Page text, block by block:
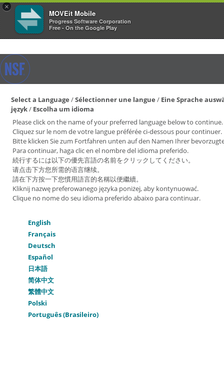
×
MOVEit Mobile
Progress Software Corporation
Free - On the Google Play
Select a Language /Sélectionner une langue / Eine Sprache
język/ Escolha um idioma
Please click on the name of your preferred language below to continue.
Cliquez sur le nom de votre langue préférée ci-dessous pour continuer.
Bitte klicken Sie zum Fortfahren unten auf den Namen Ihrer
Para continuar, haga clic en el nombre del idioma preferido.
続行するには以下の優先言語の名前をクリックしてください。
请点击下方您所需的语言继续。
請在下方按一下您慣用語言的名稱以便繼續。
Kliknij nazwę preferowanego języka poniżej, aby kontynuować.
Clique no nome do seu idioma preferido abaixo para continuar.
English
Français
Deutsch
Español
日本語
简体中文
繁體中文
Polski
Português (Brasileiro)